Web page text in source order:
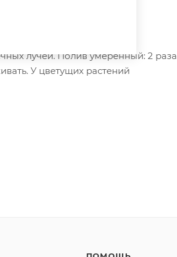
лучей. Полив умеренный: 2 раза
У цветущих растений